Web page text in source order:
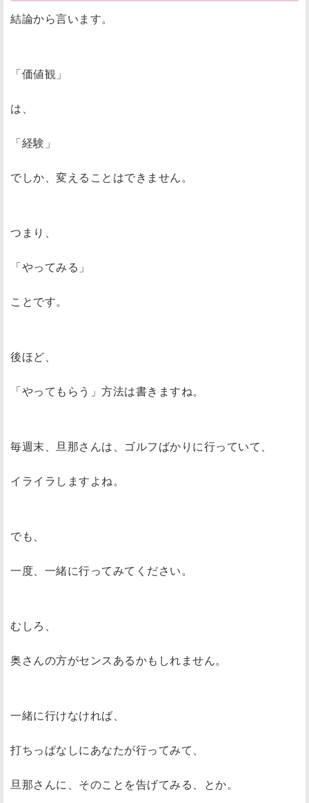
結論から言います。
「価値観」
は、
「経験」
でしか、変えることはできません。
つまり、
「やってみる」
ことです。
後ほど、
「やってもらう」方法は書きますね。
毎週末、旦那さんは、ゴルフばかりに行っていて、
イライラしますよね。
でも、
一度、一緒に行ってみてください。
むしろ、
奥さんの方がセンスあるかもしれません。
一緒に行けなければ、
打ちっぱなしにあなたが行ってみて、
旦那さんに、そのことを告げてみる、とか。